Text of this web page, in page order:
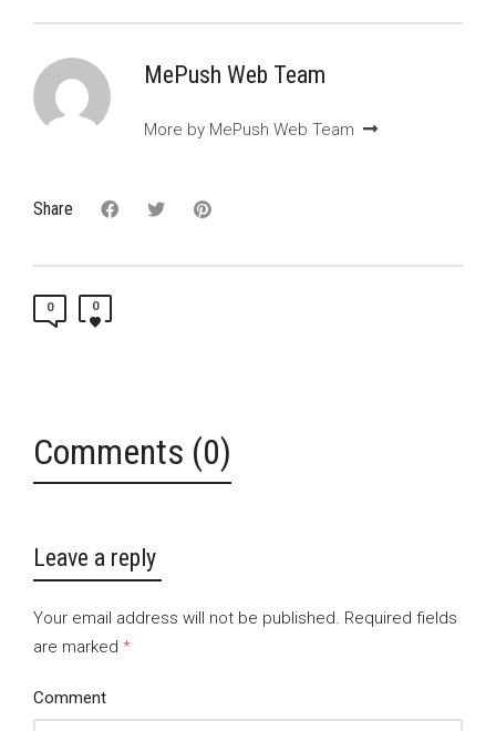
MePush Web Team
More by MePush Web Team
Share
0 0
Comments (0)
Leave a reply
Your email address will not be published. Required fields
are marked *
Comment